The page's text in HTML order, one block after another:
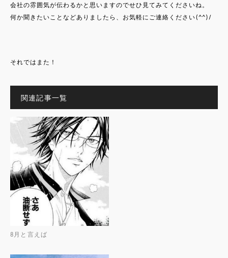
会社の雰囲気が伝わるかと思いますのでせひ見てみてくださいね。
何か聞きたいことなどありましたら、お気軽にご連絡ください(^^)/
それではまた！
関連記事一覧
8月と言えば